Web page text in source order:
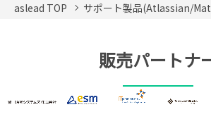
aslead TOP サポート製品(Atlassian/
販売パートナ